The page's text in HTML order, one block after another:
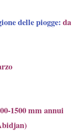
delle piogge: da
1500 mm annui